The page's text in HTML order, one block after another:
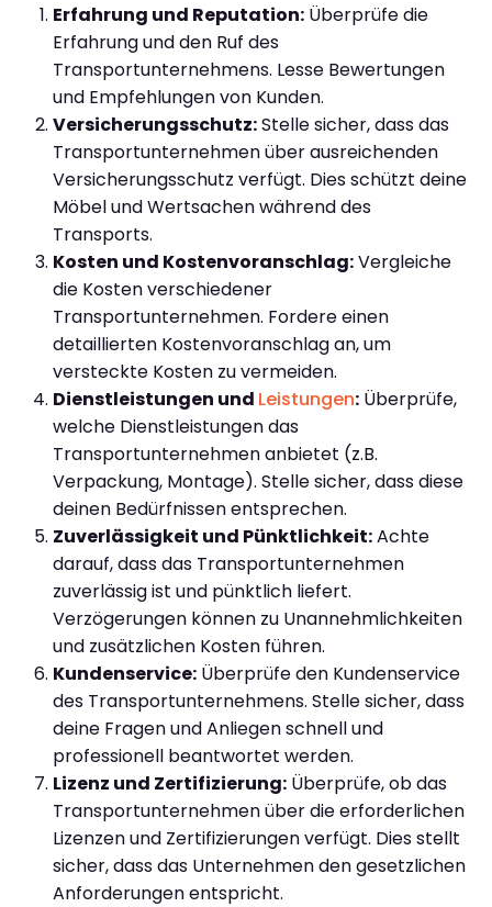
Erfahrung und Reputation: Überprüfe die
Erfahrung und den Ruf des
Transportunternehmens. Lesse Bewertungen
und Empfehlungen von Kunden.
Versicherungsschutz:Stelle sicher, dass das
Transportunternehmen über ausreichenden
Versicherungsschutz verfügt. Dies schützt deine
Möbel und Wertsachen während des
Transports.
Kosten und Kostenvoranschlag:Vergleiche
die Kosten verschiedener
Transportunternehmen. Fordere einen
detaillierten Kostenvoranschlag an, um
versteckte Kosten zu vermeiden.
Dienstleistungen und Leistungen: Überprüfe,
welche Dienstleistungen das
Transportunternehmen anbietet (z.B.
Verpackung, Montage). Stelle sicher, dass diese
deinen Bedürfnissen entsprechen.
Zuverlässigkeit und Pünktlichkeit:Achte
darauf, dass das Transportunternehmen
zuverlässig ist und pünktlich liefert.
Verzögerungen können zu Unannehmlichkeiten
und zusätzlichen Kosten führen.
Kundenservice: Überprüfe den Kundenservice
des Transportunternehmens. Stelle sicher, dass
deine Fragen und Anliegen schnell und
professionell beantwortet werden.
Lizenz und Zertifizierung: Überprüfe, ob das
Transportunternehmen über die erforderlichen
Lizenzen und Zertifizierungen verfügt. Dies stellt
sicher, dass das Unternehmen den gesetzlichen
Anforderungen entspricht.